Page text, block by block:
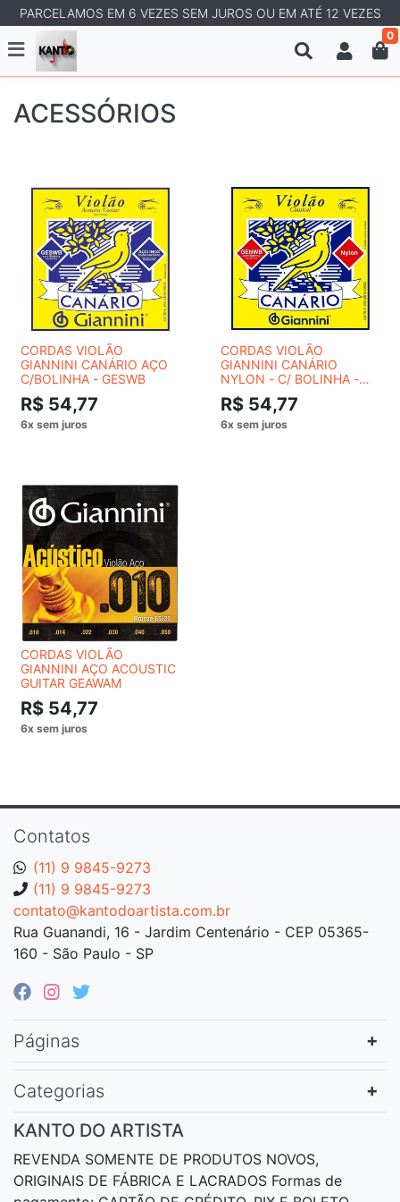
PARCELAMOS EM 6 VEZES SEM JUROS OU EM ATÉ 12 VEZES
0
ACESSÓRIOS
CORDAS VIOLÃO
GIANNINI CANÁRIO AÇO
C/BOLINHA - GESWB
R$ 54,77
CORDAS VIOLÃO
GIANNINI CANÁRIO
NYLON - C/ BOLINHA -
GENWB
R$ 54,77
CORDAS VIOLÃO
GIANNINI AÇO ACOUSTIC
GUITAR GEAWAM
R$ 54,77
Contatos
(11) 9 9845-9273
(11) 9 9845-9273
contato@kantodoartista.com.br
Rua Guanandi, 16 - Jardim Centenário - CEP 05365-
160 - São Paulo - SP
Páginas
Categorias
KANTO DO ARTISTA
REVENDA SOMENTE DE PRODUTOS NOVOS,
ORIGINAIS DE FÁBRICA E LACRADOS Formas de